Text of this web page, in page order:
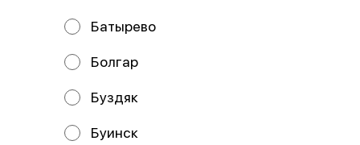
Батырево
Болгар
Буздяк
Буинск